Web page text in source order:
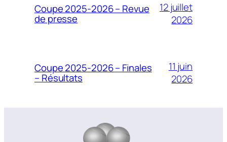
Coupe 2025-2026 – Revue
de presse
12 juillet
2026
Coupe 2025-2026 – Finales
– Résultats
11 juin
2026